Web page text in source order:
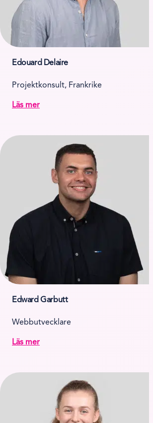
Edouard Delaire
Projektkonsult, Frankrike
Läs mer
Edward Garbutt
Webbutvecklare
Läs mer